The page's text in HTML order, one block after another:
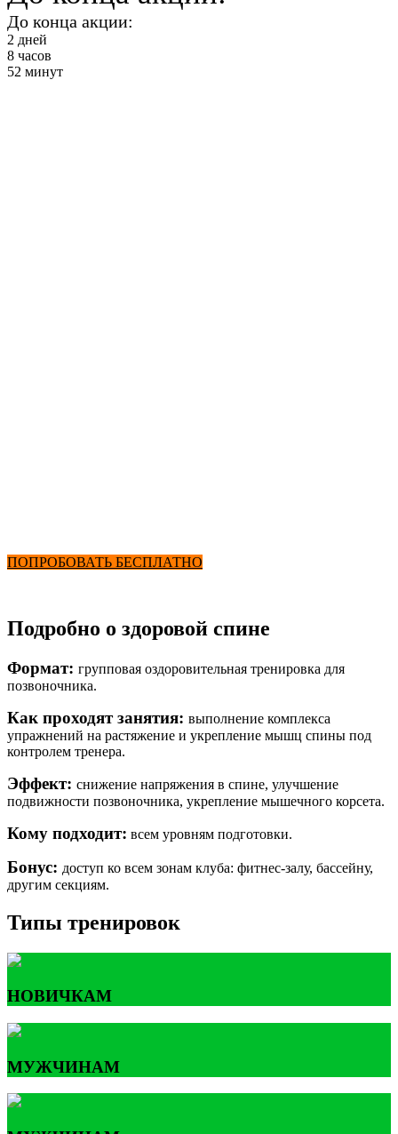
До конца акции:
2 дней
8 часов
52 минут
ПОПРОБОВАТЬ БЕСПЛАТНО
Подробно о здоровой спине
Формат: групповая оздоровительная тренировка для
позвоночника.
Как проходят занятия: выполнение комплекса
упражнений на растяжение и укрепление мышц спины под
контролем тренера.
Эффект: снижение напряжения в спине, улучшение
подвижности позвоночника, укрепление мышечного корсета.
Кому подходит: всем уровням подготовки.
Бонус: доступ ко всем зонам клуба: фитнес-залу, бассейну,
другим секциям.
Типы тренировок
НОВИЧКАМ
МУЖЧИНАМ